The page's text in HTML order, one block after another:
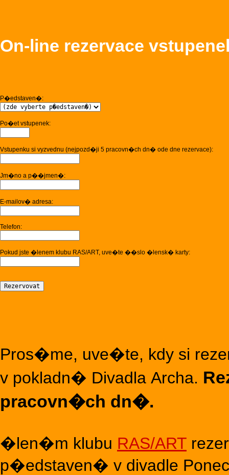
On-line rezervace
P�edstaven�:
Po�et vstupenek:
Vstupenku si vyzvednu (nejpozd�ji 5 pracovn�ch dn� ode dne rezervace):
Jm�no a p��jmen�:
E-mailov� adresa:
Telefon:
Pokud jste �lenem klubu RAS/ART, uve�te ��slo �lensk� karty:
Pros�me, uve�te, kdy si
v pokladn� Divadla Archa.
pracovn�ch dn�.
�len�m klubu RAS/ART
p�edstaven� v divadle